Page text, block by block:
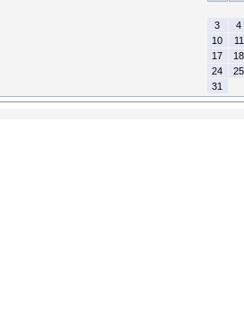
3
4
10
11
17
18
24
25
31